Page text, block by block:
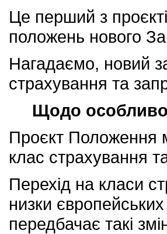
Це перший з
положень нового
Нагадаємо, новий
страхування та
Щодо
Проєкт Положення
клас страхування
Перехід на класи
низки
передбачає такі